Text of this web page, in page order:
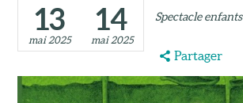
13
mai 2025
14
mai 2025
Spectacle enfants
Partager